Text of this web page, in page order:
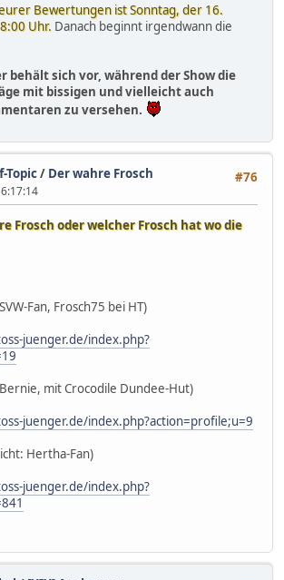
Bewertungen ist Sonntag, der 16.
Uhr. Danach beginnt irgendwann die
behält sich vor, während der Show die
mit bissigen und vielleicht auch
zu versehen.
#76
Topic/ Der wahre Frosch
Frosch oder welcher Frosch hat wo die
Fan, Frosch75 bei HT)
juenger.de/index.php?
mit Crocodile Dundee-Hut)
juenger.de/index.php?action=profile;u=9
Hertha-Fan)
juenger.de/index.php?